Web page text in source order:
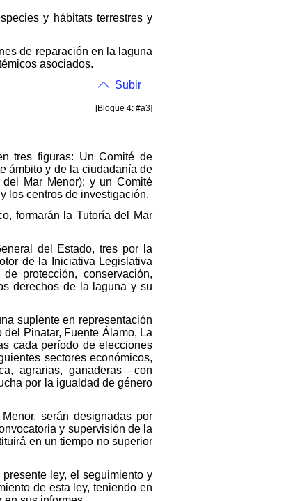
y hábitats terrestres y
de reparación en la laguna
asociados.
Subir
[Bloque 4: #a3]
tres figuras: Un Comité de
ámbito y de la ciudadanía de
Mar Menor); y un Comité
los centros de investigación.
formarán la Tutoría del Mar
del Estado, tres por la
de la Iniciativa Legislativa
protección, conservación,
derechos de la laguna y su
suplente en representación
Pinatar, Fuente Álamo, La
cada período de elecciones
sectores económicos,
agrarias, ganaderas –con
por la igualdad de género
serán designadas por
y supervisión de la
en un tiempo no superior
ley, el seguimiento y
de esta ley, teniendo en